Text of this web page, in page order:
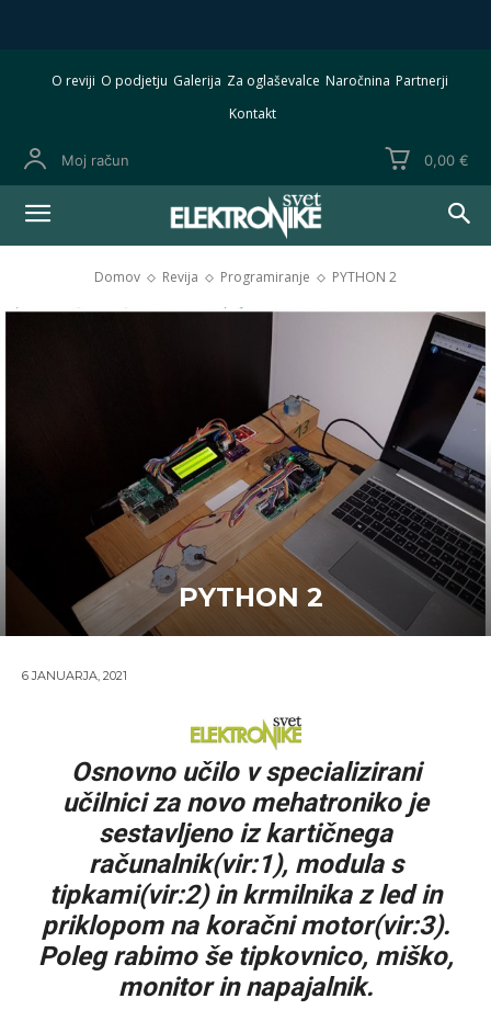
O reviji O podjetju Galerija Za oglaševalce Naročnina Partnerji
Kontakt
Moj račun 0,00 €
Domov Revija Programiranje PYTHON 2
PYTHON 2
6 JANUARJA, 2021
Osnovno učilo v specializirani
učilnici za novo mehatroniko je
sestavljeno iz kartičnega
računalnik(vir:1), modula s
tipkami(vir:2) in krmilnika z led in
priklopom na koračni motor(vir:3).
Poleg rabimo še tipkovnico, miško,
monitor in napajalnik.